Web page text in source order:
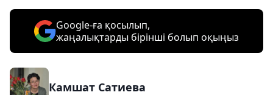
Google-ға қосылып,
жаңалықтарды бірінші болып оқыңыз
Камшат Сатиева